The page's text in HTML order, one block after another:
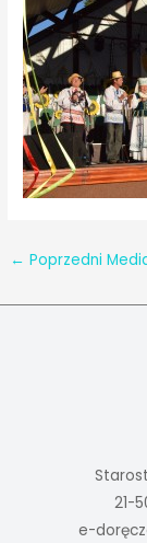
← Poprzedni
21-
e-